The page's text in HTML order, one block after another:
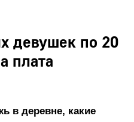
девушек по 20
плата
в деревне, какие